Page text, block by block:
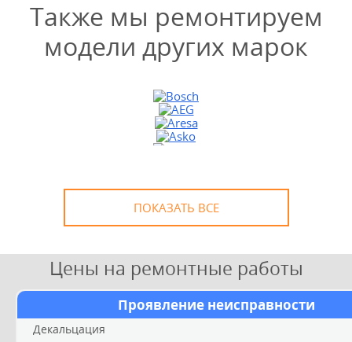
УЗНАТЬ СТОИМОСТЬ
Выезд и диагностика
БЕСПЛАТНО *
* в случае ремонта
Также мы ремонтируем
модели других марок
ПОКАЗАТЬ ВСЕ
Цены на ремонтные работы
Проявление неисправности
Декальцация